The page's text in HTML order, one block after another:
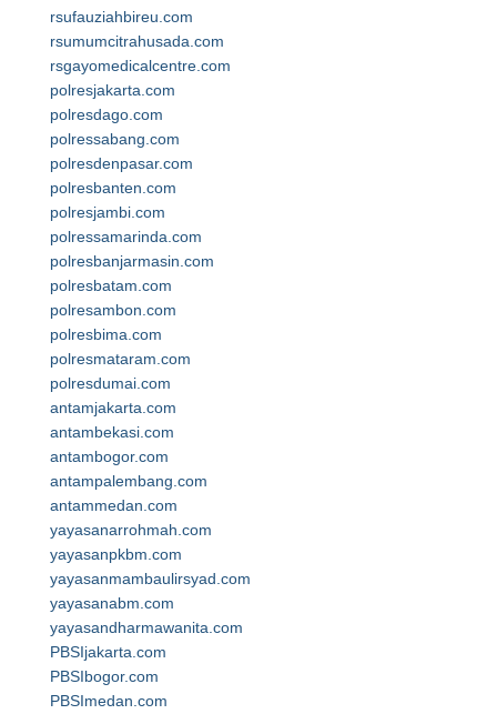
rsufauziahbireu.com
rsumumcitrahusada.com
rsgayomedicalcentre.com
polresjakarta.com
polresdago.com
polressabang.com
polresdenpasar.com
polresbanten.com
polresjambi.com
polressamarinda.com
polresbanjarmasin.com
polresbatam.com
polresambon.com
polresbima.com
polresmataram.com
polresdumai.com
antamjakarta.com
antambekasi.com
antambogor.com
antampalembang.com
antammedan.com
yayasanarrohmah.com
yayasanpkbm.com
yayasanmambaulirsyad.com
yayasanabm.com
yayasandharmawanita.com
PBSIjakarta.com
PBSIbogor.com
PBSImedan.com